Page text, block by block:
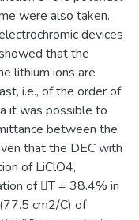
were also taken.
devices
that the
lithium ions are
i.e., of the order of
it was possible to
between the
that the DEC with
of LiClO4,
of T = 38.4% in
cm2/C) of